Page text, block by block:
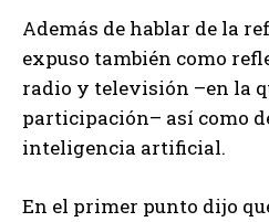
Además de hablar de la
expuso también como
radio y televisión –en la
participación– así como
inteligencia artificial.
En el primer punto dijo